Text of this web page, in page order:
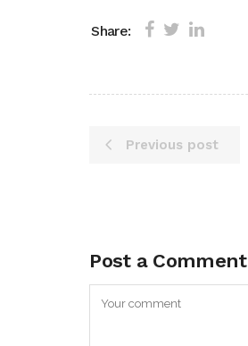
Share:
Previous post
Post a Comment